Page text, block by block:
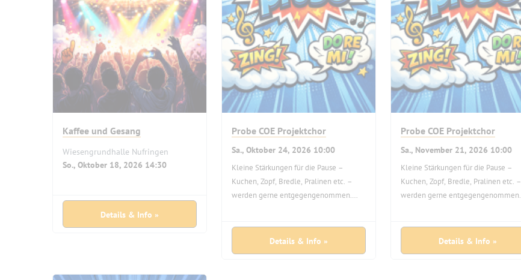
Kaffee und Gesang
Wiesengrundhalle Nufringen
So., Oktober 18, 2026 14:30
Details & Info »
Probe COE Projektchor
Sa., Oktober 24, 2026 10:00
Kleine Stärkungen für die Pause –
Kuchen, Zopf, Bredle, Pralinen etc. –
werden gerne entgegengenommen.
Details & Info »
Probe COE Projektchor
Sa., November 21, 2026 10:00
Kleine Stärkungen für die Pause –
Kuchen, Zopf, Bredle, Pralinen etc. –
werden gerne entgegengenommen.
Details & Info »